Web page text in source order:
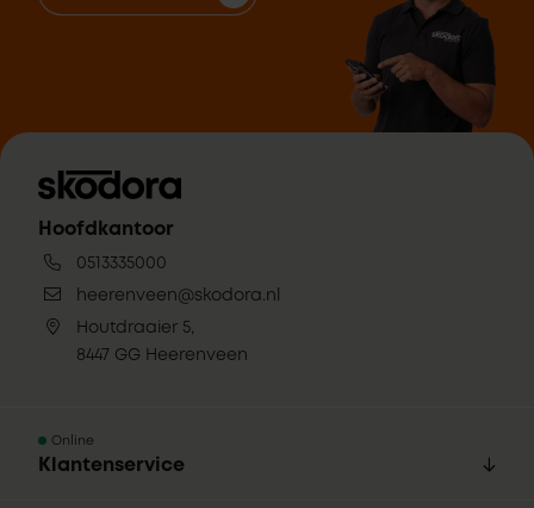
Hoofdkantoor
0513335000
heerenveen@skodora.nl
Houtdraaier 5,
8447 GG Heerenveen
Online
Klantenservice